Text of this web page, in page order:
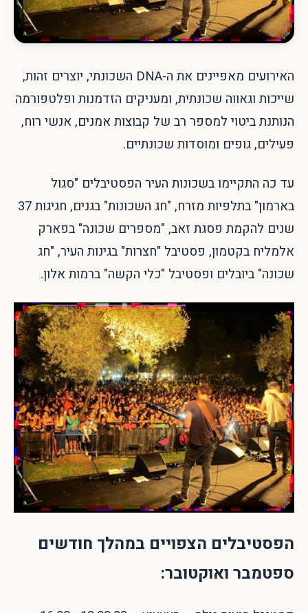
האירועים מאפיינים את ה-DNA השכונתי, יוצרים זהות,
שייכות וגאווה שכונתית, ומעניקים הזדמנות ופלטפורמה
הנותנת ביטוי למספר רב של קבוצות אמנים, אנשי רוח,
פעילים, גופים ומוסדות שכונתיים.
עד כה התקיימו בשכונות העיר הפסטיבלים "סגול
בארמון" בתלפיות מזרח, "חג השכונות" בגנים, חגיגות 37
שנים להקמת פסגת זאב, "מספרים שכונה" בפארק
אלמליח בקטמון, פסטיבל "חצרות" בגינות העיר, "חג
שכונה" ביובלים ופסטיבל "כלי הקשה" ברמות אלון.
הפסטיבלים הצפויים במהלך חודשים
ספטמבר ואוקטובר: